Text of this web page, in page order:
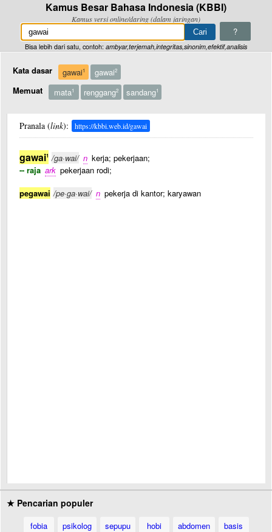
Kamus Besar Bahasa Indonesia (KBBI)
Kamus versi online/daring (dalam jaringan)
?
Bisa lebih dari satu, contoh: ambyar,terjemah,integritas,sinonim,efektif,analisis
Kata dasar gawai1 gawai2
Memuat mata1 renggang2 sandang1
Pranala (link): https://kbbi.web.id/gawai
gawai1 /ga·wai/ n kerja; pekerjaan;
-- raja ark pekerjaan rodi;
pegawai /pe·ga·wai/ n pekerja di kantor; karyawan
★ Pencarian populer
fobia psikolog sepupu hobi abdomen
basis